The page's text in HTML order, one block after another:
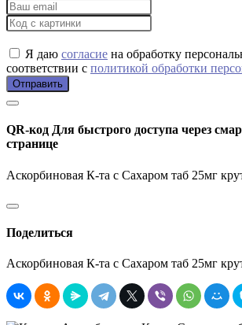
Я даю согласие на обработку
соответствии с политикой обработки
Отправить
QR-код Для быстрого доступа через
странице
Аскорбиновая К-та с Сахаром таб 25мг
Поделиться
Аскорбиновая К-та с Сахаром таб 25мг